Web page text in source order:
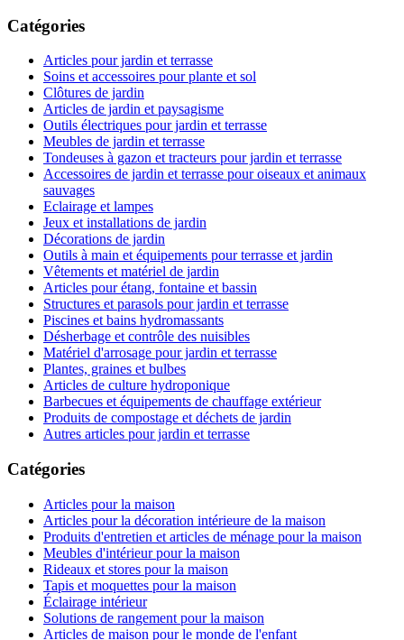
Catégories
Articles pour jardin et terrasse
Soins et accessoires pour plante et sol
Clôtures de jardin
Articles de jardin et paysagisme
Outils électriques pour jardin et terrasse
Meubles de jardin et terrasse
Tondeuses à gazon et tracteurs pour jardin et terrasse
Accessoires de jardin et terrasse pour oiseaux et animaux
sauvages
Eclairage et lampes
Jeux et installations de jardin
Décorations de jardin
Outils à main et équipements pour terrasse et jardin
Vêtements et matériel de jardin
Articles pour étang, fontaine et bassin
Structures et parasols pour jardin et terrasse
Piscines et bains hydromassants
Désherbage et contrôle des nuisibles
Matériel d'arrosage pour jardin et terrasse
Plantes, graines et bulbes
Articles de culture hydroponique
Barbecues et équipements de chauffage extérieur
Produits de compostage et déchets de jardin
Autres articles pour jardin et terrasse
Catégories
Articles pour la maison
Articles pour la décoration intérieure de la maison
Produits d'entretien et articles de ménage pour la maison
Meubles d'intérieur pour la maison
Rideaux et stores pour la maison
Tapis et moquettes pour la maison
Éclairage intérieur
Solutions de rangement pour la maison
Articles de maison pour le monde de l'enfant